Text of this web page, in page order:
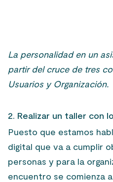
La personalidad en un
partir del cruce de tres
Usuarios y Organización.
2. Realizar un taller con
Puesto que estamos
digital que va a cumplir
personas y para la
encuentro se comienza